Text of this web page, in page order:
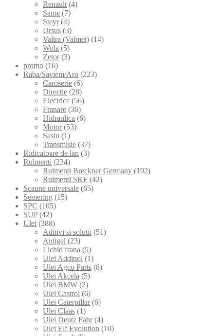
Renault (4)
Same (7)
Steyr (4)
Ursus (3)
Valtra (Valmet) (14)
Wola (5)
Zetor (3)
promo (16)
Raba/Saviem/Aro (223)
Caroserie (6)
Directie (28)
Electrice (56)
Franare (36)
Hidraulica (6)
Motor (53)
Sasiu (1)
Transmisie (37)
Ridicatoare de lan (3)
Rulmenti (234)
Rulmenti Breckner Germany (192)
Rulmenti SKF (42)
Scaune universale (65)
Semering (15)
SPC (105)
SUP (42)
Ulei (388)
Aditivi si solutii (51)
Antigel (23)
Lichid frana (5)
Ulei Addinol (1)
Ulei Agco Parts (8)
Ulei Akcela (5)
Ulei BMW (2)
Ulei Castrol (6)
Ulei Caterpillar (6)
Ulei Claas (1)
Ulei Deutz Fahr (4)
Ulei Elf Evolution (10)